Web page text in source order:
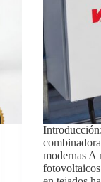
modernas A